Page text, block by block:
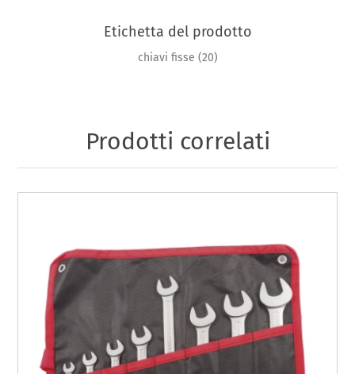
Etichetta del prodotto
chiavi fisse (20)
Prodotti correlati